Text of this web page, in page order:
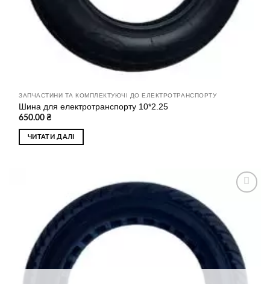
ЗАПЧАСТИНИ ТА КОМПЛЕКТУЮЧІ ДО ЕЛЕКТРОТРАНСПОРТУ
Шина для електротранспорту 10*2.25
650.00₴
ЧИТАТИ ДАЛІ